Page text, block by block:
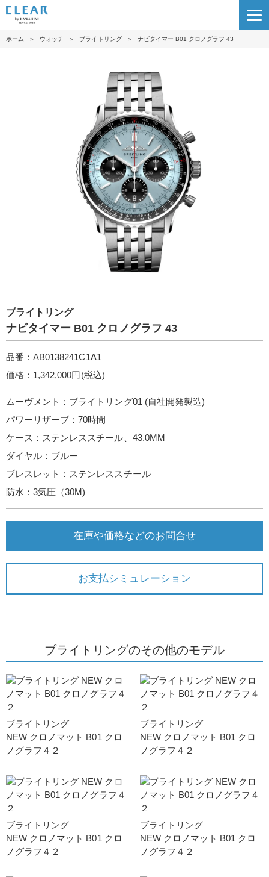
ホーム ＞ ウォッチ ＞ ブライトリング ＞ ナビタイマー B01 クロノグラフ 43
ブライトリング
ナビタイマー B01 クロノグラフ 43
品番：AB0138241C1A1
価格：1,342,000円(税込)
ムーヴメント：ブライトリング01 (自社開発製造)
パワーリザーブ：70時間
ケース：ステンレススチール、43.0MM
ダイヤル：ブルー
ブレスレット：ステンレススチール
防水：3気圧（30M)
在庫や価格などのお問合せ
お支払シミュレーション
ブライトリングのその他のモデル
ブライトリング
NEW クロノマット B01 クロ
ノグラフ４２
ブライトリング
NEW クロノマット B01 クロ
ノグラフ４２
ブライトリング
NEW クロノマット B01 クロ
ノグラフ４２
ブライトリング
NEW クロノマット B01 クロ
ノグラフ４２